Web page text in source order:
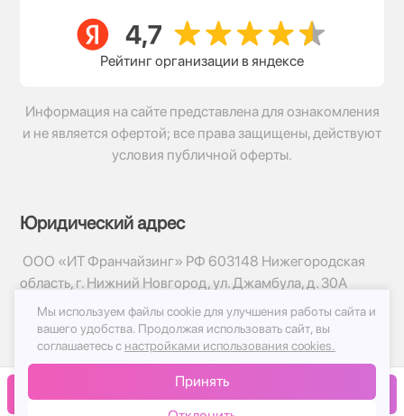
В корзину
Рейтинг организации в яндексе
Информация на сайте представлена для ознакомления
и не является офертой; все права защищены, действуют
условия публичной оферты.
Юридический адрес
ООО «ИТ Франчайзинг» РФ 603148 Нижегородская
область, г. Нижний Новгород, ул. Джамбула, д. 30А
© 2017-2026г, База Цветов 24.ру
Политика конфиденциальности
Публичная оферта
Мы используем файлы cookie для улучшения работы сайта и
вашего удобства. Продолжая использовать сайт, вы
соглашаетесь с настройками использования cookies.
Принять